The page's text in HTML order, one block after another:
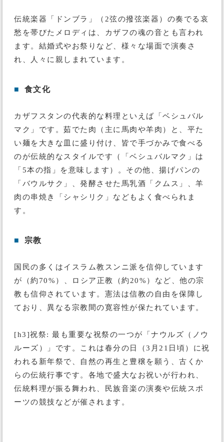
伝統楽器「ドンブラ」（2弦の撥弦楽器）の奏でる哀
愁を帯びたメロディは、カザフの魂の音とも言われ
ます。結婚式やお祭りなど、様々な場面で演奏さ
れ、人々に親しまれています。
■ 食文化
カザフスタンの代表的な料理といえば「ベシュバル
マク」です。茹でた肉（主に馬肉や羊肉）と、平た
い麺を大きな皿に盛り付け、皆で手づかみで食べる
のが伝統的なスタイルです（「ベシュバルマク」は
「5本の指」を意味します）。その他、揚げパンの
「バウルサク」、発酵させた馬乳酒「クムス」、羊
肉の串焼き「シャシリク」などもよく食べられま
す。
■ 宗教
国民の多くはイスラム教スンニ派を信仰しています
が（約70%）、ロシア正教（約20%）など、他の宗
教も信仰されています。憲法は信教の自由を保障し
ており、異なる宗教間の寛容性が保たれています。
[h3]祝祭: 最も重要な祝祭の一つが「ナウルズ（ノウ
ルーズ）」です。これは春分の日（3月21日頃）に祝
われる新年祭で、自然の再生と豊穣を願う、古くか
らの伝統行事です。各地で盛大なお祝いが行われ、
伝統料理が振る舞われ、民族音楽の演奏や伝統スポ
ーツの競技などが催されます。